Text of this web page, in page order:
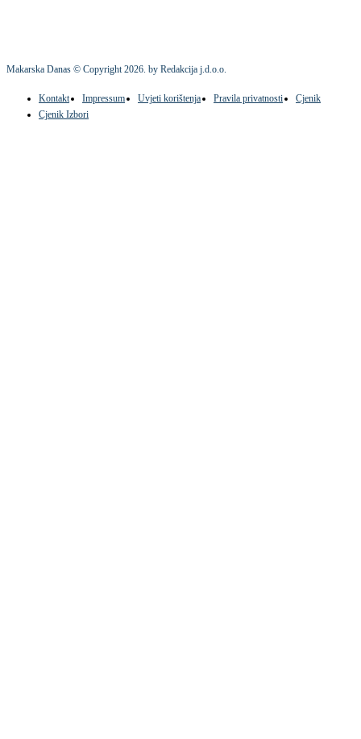
Makarska Danas © Copyright2026. by Redakcija j.d.o.o.
Kontakt Impressum Uvjeti korištenja Pravila privatnosti
Cjenik
Cjenik Izbori